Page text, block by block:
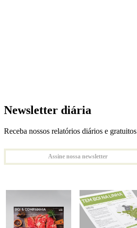
Newsletter diária
Receba nossos relatórios diários e gratuitos
Assine nossa newsletter